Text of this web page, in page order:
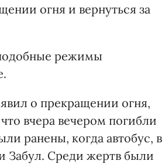
огня и вернуться за
режимы
о прекращении огня,
вчера вечером погибли
ранены, когда автобус, в
Забул. Среди жертв были